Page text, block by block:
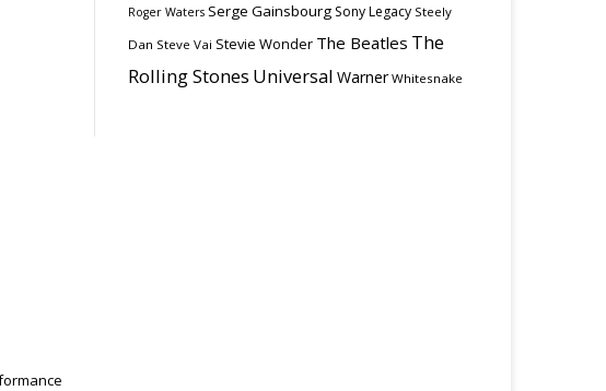
Roger Waters Serge Gainsbourg Sony Legacy Steely
Dan Steve Vai Stevie Wonder The Beatles The
Rolling Stones Universal Warner Whitesnake